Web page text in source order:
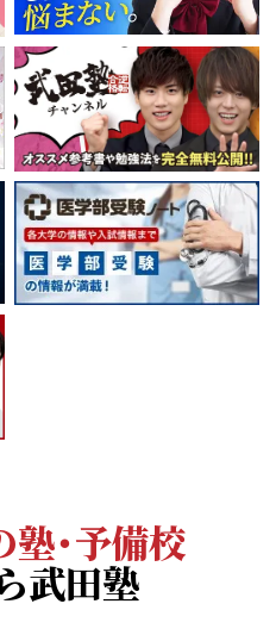
・予備校
武田塾